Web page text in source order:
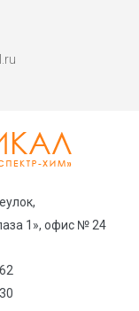
1», офис № 24